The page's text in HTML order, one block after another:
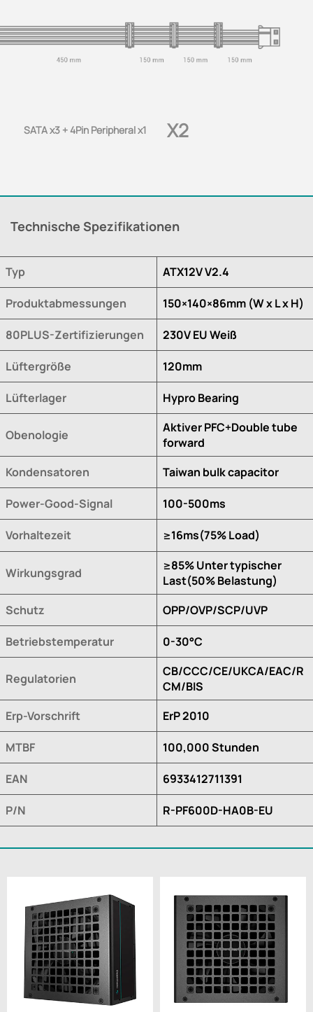
SATA x3 + 4Pin Peripheral x1 X2
Technische Spezifikationen
Typ ATX12V V2.4
Produktabmessungen 150×140×86mm (W x L x H)
80PLUS-Zertifizierungen 230V EU Weiß
Lüftergröße 120mm
Lüfterlager Hypro Bearing
Obenologie
Aktiver PFC+Double tube
forward
Kondensatoren
Taiwan bulk capacitor
Power-Good-Signal 100-500ms
Vorhaltezeit ≥16ms(75% Load)
Wirkungsgrad
≥85% Unter typischer
Last(50% Belastung)
Schutz
OPP/OVP/SCP/UVP
Betriebstemperatur 0-30°C
Regulatorien
CB/CCC/CE/UKCA/EAC/R
CM/BIS
Erp-Vorschrift
ErP 2010
MTBF 100,000 Stunden
EAN 6933412711391
P/N R-PF600D-HA0B-EU